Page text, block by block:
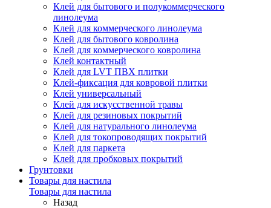
Клей для бытового и полукоммерческого
линолеума
Клей для коммерческого линолеума
Клей для бытового ковролина
Клей для коммерческого ковролина
Клей контактный
Клей для LVT ПВХ плитки
Клей-фиксация для ковровой плитки
Клей универсальный
Клей для искусственной травы
Клей для резиновых покрытий
Клей для натурального линолеума
Клей для токопроводящих покрытий
Клей для паркета
Клей для пробковых покрытий
Грунтовки
Товары для настила
Товары для настила
Назад